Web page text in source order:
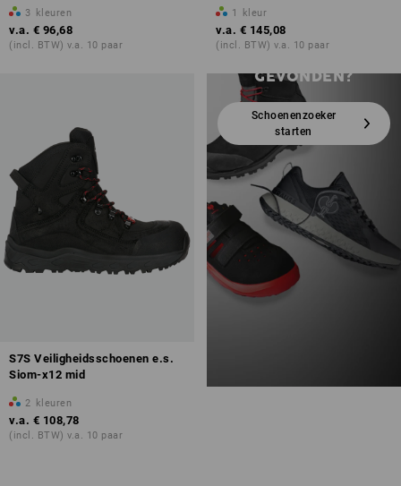
3 kleuren
v.a. € 96,68
(incl. BTW) v.a. 10 paar
1 kleur
v.a. € 145,08
(incl. BTW) v.a. 10 paar
S7S Veiligheidsschoenen e.s.
Siom-x12 mid
2 kleuren
v.a. € 108,78
(incl. BTW) v.a. 10 paar
NOG STEEDS DE
GEVONDEN?
Schoenenzoeker
starten